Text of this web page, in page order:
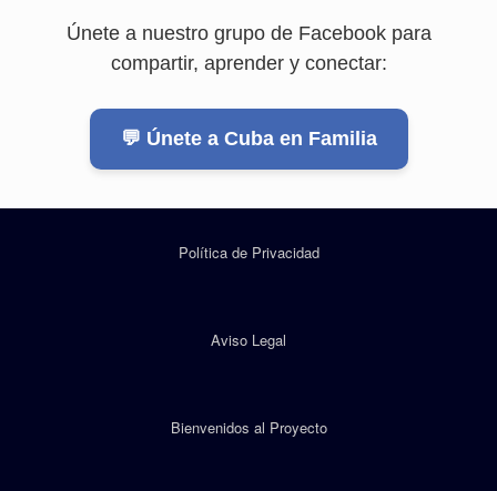
Únete a nuestro grupo de Facebook para
compartir, aprender y conectar:
💬 Únete a Cuba en Familia
Política de Privacidad
Aviso Legal
Bienvenidos al Proyecto